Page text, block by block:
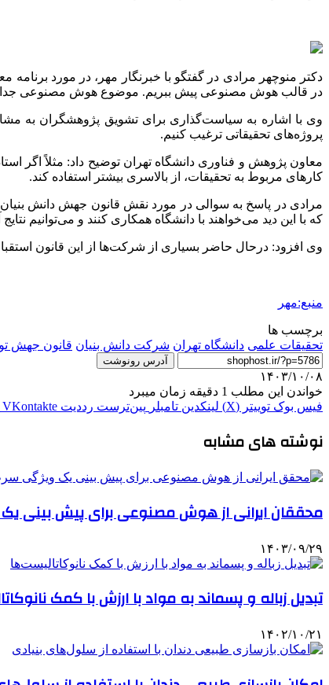
دکتر منوچهر مرادی در گفتگو با خبرنگار مهر، در مورد برنامه
در قالب هوش مصنوعی پیش ببریم. موضوع هوش مصنوعی جدا از
وی با اشاره به سیاست‌گذاری برای تشویق پژوهشگران به
پروژه‌های تحقیقاتی ترغیب کنیم.
معاون پژوهش و فناوری دانشگاه تهران توضیح داد: مثلاً اگر
کارهای مربوط به تحقیقات، از بالاسری بیشتر استفاده کند.
مرادی در پاسخ به سوالی در مورد نقش قانون جهش دانش بنیان
که با این دید می‌خواهند با دانشگاه همکاری کنند و می‌توانیم نتایج
وی افزود: درحال حاضر بسیاری از شرکت‌ها از این قانون
منبع:مهر
برچسب ها
تحقیقات علمی دانشگاه تهران شرکت دانش بنیان قانون جهش
آدرس رونوشت
۱۴۰۳/۱۰/۰۸
خواندن این مطلب 1 دقیقه زمان میبرد
فیس بوک توییتر (X) لینکدین ‫تامبلر ‫پین‌ترست ‫رددیت ‫VKontakte
نوشته های مشابه
محققان ایرانی از هوش مصنوعی برای پیش بینی
۱۴۰۳/۰۹/۲۹
تبدیل زباله و پسماند به مواد با ارزش با کمک
۱۴۰۲/۱۰/۲۱